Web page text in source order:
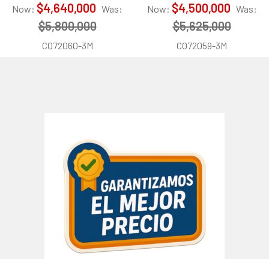
Now: $4,640,000 Was:
$5,800,000
CO72060-3M
Now: $4,500,000 Was:
$5,625,000
CO72059-3M